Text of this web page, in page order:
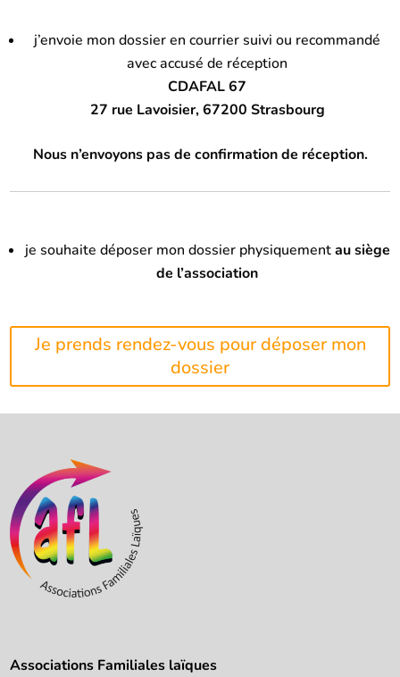
j’envoie mon dossier en courrier suivi ou recommandé
avec accusé de réception
CDAFAL 67
27 rue Lavoisier, 67200 Strasbourg
Nous n’envoyons pas de confirmation de réception.
je souhaite déposer mon dossier physiquementau siège
de l’association
Je prends rendez-vous pour déposer mon
dossier
Associations Familiales laïques